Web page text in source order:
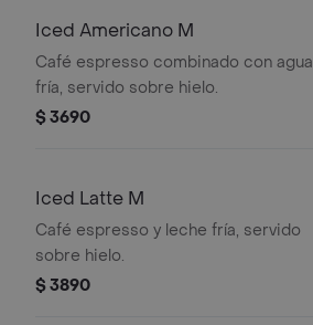
Iced Americano M
Café espresso combinado con agua
fría, servido sobre hielo.
$ 3690
Iced Latte M
Café espresso y leche fría, servido
sobre hielo.
$ 3890